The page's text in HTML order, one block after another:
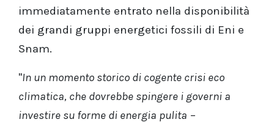
immediatamente entrato nella disponibilità
dei grandi gruppi energetici fossili di Eni e
Snam.
"In un momento storico di cogente crisi eco
climatica, che dovrebbe spingere i governi a
investire su forme di energia pulita –